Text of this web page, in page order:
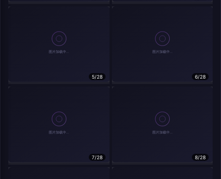
5/28 6/28
7/28 8/28
实时弹幕
弹幕会在下方多行滚动展示；匿名发送有数量和频率限制。